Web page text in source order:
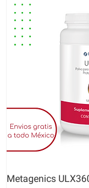
Metagenics